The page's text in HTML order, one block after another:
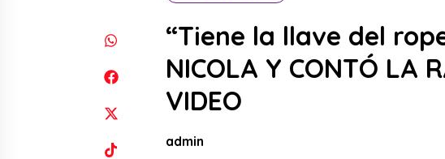
“Tiene la llave del
NICOLA Y CONTÓ LA
VIDEO
admin